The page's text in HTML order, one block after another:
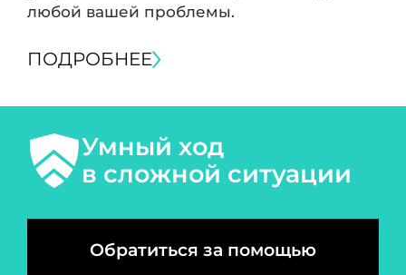
любой вашей проблемы.
ПОДРОБНЕЕ
Умный ход
в сложной ситуации
Обратиться за помощью